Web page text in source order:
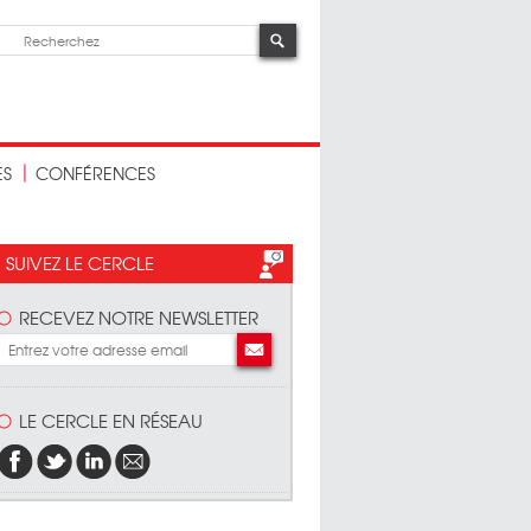
CONFÉRENCES
SUIVEZ LE CERCLE
RECEVEZ NOTRE NEWSLETTER
LE CERCLE EN RÉSEAU